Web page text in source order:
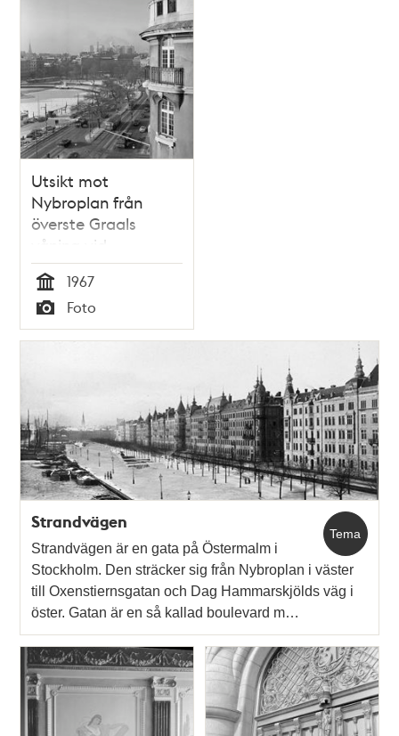
Utsikt mot
Nybroplan från
överste Graals
våning vid
Strandvägen 7 C
Tid
1967
Typ
Foto
Tema
Strandvägen
Strandvägen är en gata på Östermalm i
Stockholm. Den sträcker sig från Nybroplan i väster
till Oxenstiernsgatan och Dag Hammarskjölds väg i
öster. Gatan är en så kallad boulevard m…